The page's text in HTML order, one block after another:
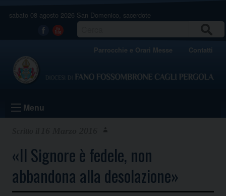
sabato 08 agosto 2026 San Domenico, sacerdote
Facebook
Youtube
Parrocchie e Orari Messe Contatti
Menu
«Il Signore è fedele, non
abbandona alla desolazione»